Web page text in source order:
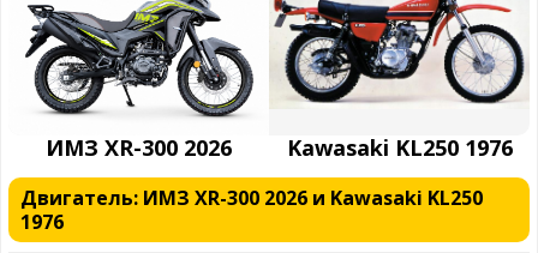
ИМЗ XR-300 2026 Kawasaki KL250 1976
Двигатель: ИМЗ XR-300 2026 и Kawasaki KL250
1976